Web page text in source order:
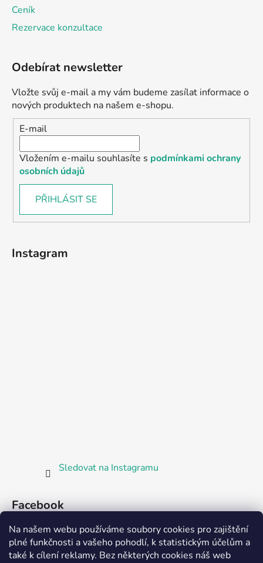
Na našem webu používáme soubory cookies pro zajištění
plné funkčnosti a vašeho pohodlí, k statistickým účelům a
také k cílení reklamy. Bez některých cookies náš web
Ceník
Rezervace konzultace
Odebírat newsletter
Vložte svůj e-mail a my vám budeme zasílat informace o
nových produktech na našem e-shopu.
E-mail
Vložením e-mailu souhlasíte s podmínkami ochrany
osobních údajů
PŘIHLÁSIT SE
Instagram
Sledovat na Instagramu
Facebook